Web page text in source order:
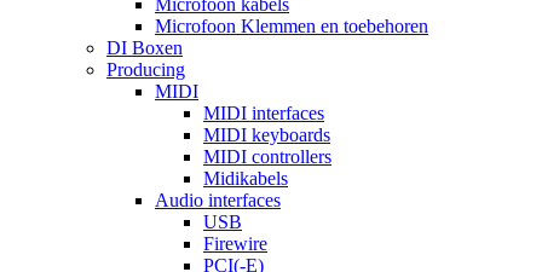
Microfoon kabels
Microfoon Klemmen en toebehoren
DI Boxen
Producing
MIDI
MIDI interfaces
MIDI keyboards
MIDI controllers
Midikabels
Audio interfaces
USB
Firewire
PCI(-E)